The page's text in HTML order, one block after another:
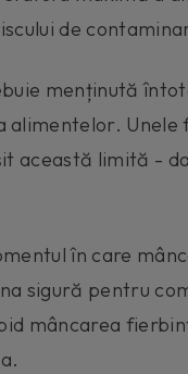
de
menținută
alimentelor.
această limită -
în care
sigură pentru
mâncarea